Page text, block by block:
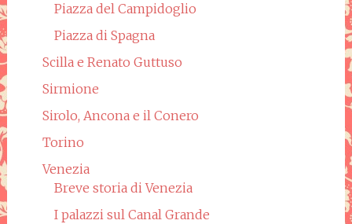
Piazza del Campidoglio
Piazza di Spagna
Scilla e Renato Guttuso
Sirmione
Sirolo, Ancona e il Conero
Torino
Venezia
Breve storia di Venezia
I palazzi sul Canal Grande